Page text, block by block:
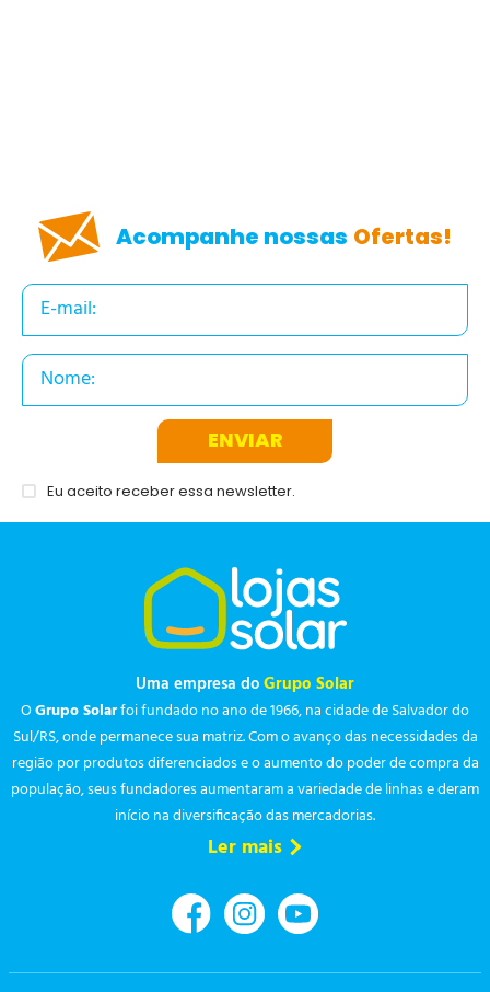
Acompanhe nossas Ofertas!
ENVIAR
Eu aceito receber essa newsletter.
Uma empresa doGrupo Solar
OGrupo Solarfoi fundado no ano de 1966, na cidade de Salvador do
Sul/RS, onde permanece sua matriz. Com o avanço das necessidades da
região por produtos diferenciados e o aumento do poder de compra da
população, seus fundadores aumentaram a variedade de linhas e deram
início na diversificação das mercadorias.
Ler mais